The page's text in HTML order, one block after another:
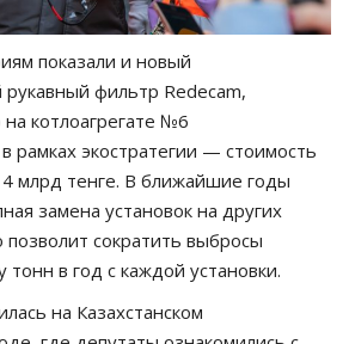
показали и новый
фильтр Redecam,
на котлоагрегате №6
рамках экостратегии — стоимость
4 млрд тенге. В ближайшие годы
замена установок на других
позволит сократить выбросы
в год с каждой установки.
на Казахстанском